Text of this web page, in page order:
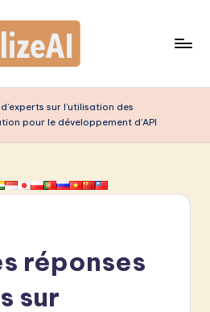
sur l’utilisation des
pour le développement d’API
réponses
sur